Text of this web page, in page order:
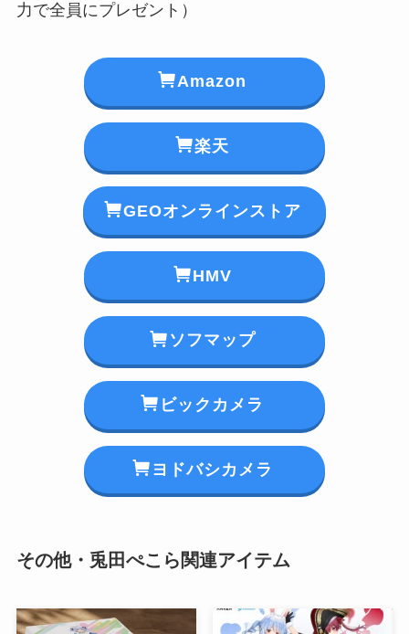
力で全員にプレゼント）
Amazon
楽天
GEOオンラインストア
HMV
ソフマップ
ビックカメラ
ヨドバシカメラ
その他・兎田ぺこら関連アイテム